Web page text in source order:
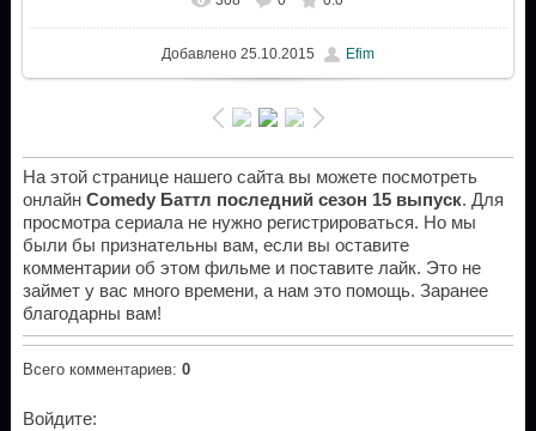
Добавлено25.10.2015 Efim
На этой странице нашего сайта вы можете посмотреть
онлайн Comedy Баттл последний сезон 15 выпуск. Для
просмотра сериала не нужно регистрироваться. Но мы
были бы признательны вам, если вы оставите
комментарии об этом фильме и поставите лайк. Это не
займет у вас много времени, а нам это помощь. Заранее
благодарны вам!
Всего комментариев: 0
Войдите: